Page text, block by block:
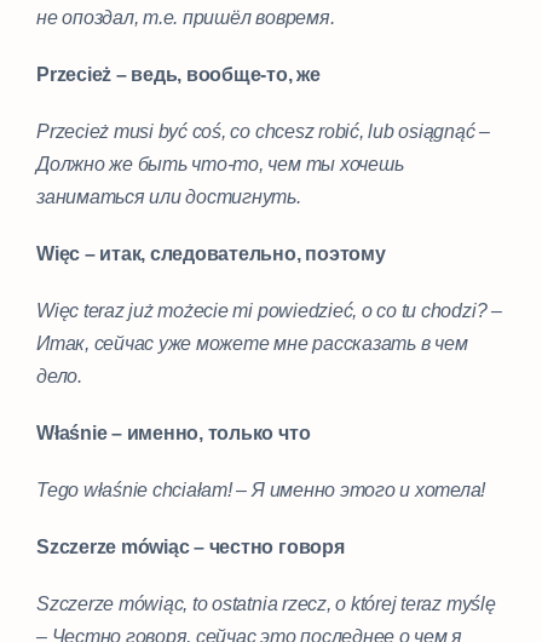
не опоздал, т.е. пришёл вовремя.
Przecież – ведь, вообще-то, же
Przecież musi być coś, co chcesz robić, lub osiągnąć –
Должно же быть что-то, чем ты хочешь
заниматься или достигнуть.
Więc – итак, следовательно, поэтому
Więc teraz już możecie mi powiedzieć, o co tu chodzi? –
Итак, сейчас уже можете мне рассказать в чем
дело.
Właśnie – именно, только что
Tego właśnie chciałam! – Я именно этого и хотела!
Szczerze mówiąc – честно говоря
Szczerze mówiąc, to ostatnia rzecz, o której teraz myślę
– Честно говоря, сейчас это последнее о чем я